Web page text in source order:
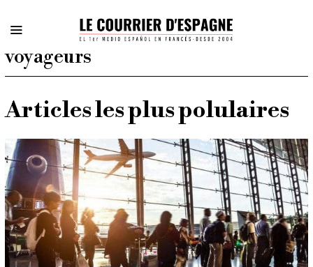
voyageurs
Articles les plus polulaires